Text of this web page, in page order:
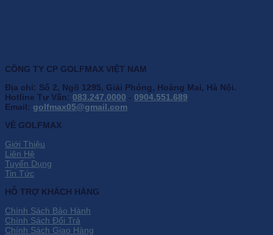
CÔNG TY CP GOLFMAX VIỆT NAM
Địa chỉ: Số 2, Ngõ 1295, Giải Phóng, Hoàng Mai, Hà Nội.
Hotline Tư Vấn: 083.247.0000 - 0904.551.689
Email: golfmax05@gmail.com
VỀ GOLFMAX
Giới Thiệu
Liên Hệ
Tuyển Dụng
Tin Tức
HỖ TRỢ KHÁCH HÀNG
Chính Sách Bảo Hành
Chính Sách Đổi Trả
Chính Sách Giao Hàng